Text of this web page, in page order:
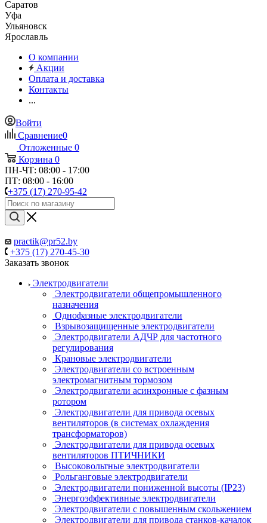
Саратов
Уфа
Ульяновск
Ярославль
О компании
Акции
Оплата и доставка
Контакты
...
Войти
Сравнение0
Отложенные 0
Корзина 0
ПН-ЧТ: 08:00 - 17:00
ПТ: 08:00 - 16:00
+375 (17) 270-95-42
practik@pr52.by
+375 (17) 270-45-30
Заказать звонок
Электродвигатели
Электродвигатели общепромышленного
назначения
Однофазные электродвигатели
Взрывозащищенные электродвигатели
Электродвигатели АДЧР для частотного
регулирования
Крановые электродвигатели
Электродвигатели со встроенным
электромагнитным тормозом
Электродвигатели асинхронные с фазным
ротором
Электродвигатели для привода осевых
вентиляторов (в системах охлаждения
трансформаторов)
Электродвигатели для привода осевых
вентиляторов ПТИЧНИКИ
Высоковольтные электродвигатели
Рольганговые электродвигатели
Электродвигатели пониженной высоты (IP23)
Энергоэффективные электродвигатели
Электродвигатели с повышенным скольжением
Электродвигатели для привода станков-качалок